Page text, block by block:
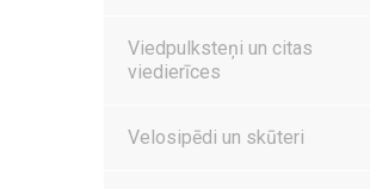
Viedpulksteņi un citas
viedierīces
Velosipēdi un skūteri